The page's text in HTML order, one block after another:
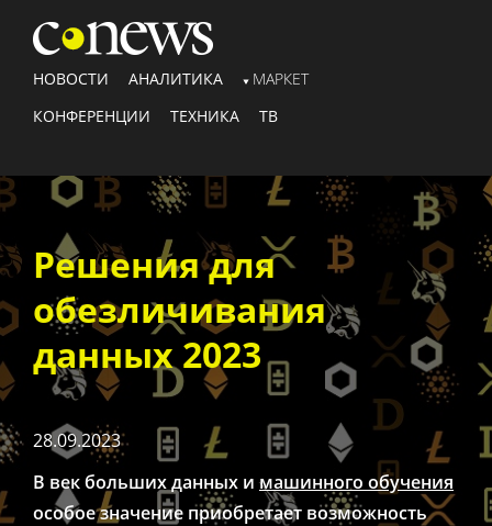
НОВОСТИ АНАЛИТИКА
МАРКЕТ
КОНФЕРЕНЦИИ
ТЕХНИКА ТВ
Решения для
обезличивания
данных 2023
В век больших данных и машинного обучения
особое значение приобретает возможность
28.09.2023